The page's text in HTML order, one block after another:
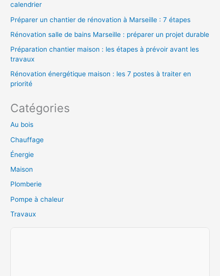
:calendrier
Préparer un chantier de rénovation à Marseille : 7 étapes
Rénovation salle de bains Marseille : préparer un projet durable
Préparation chantier maison : les étapes à prévoir avant les
travaux
Rénovation énergétique maison : les 7 postes à traiter en
priorité
Catégories
Au bois
Chauffage
Énergie
Maison
Plomberie
Pompe à chaleur
Travaux